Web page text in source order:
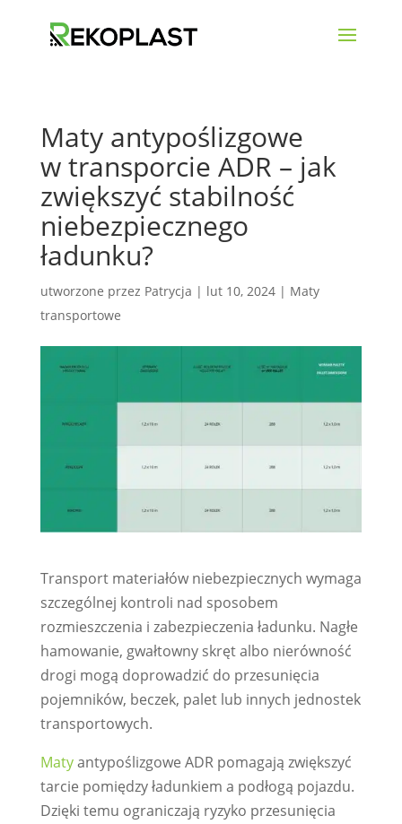
Maty antypoślizgowe
w transporcie ADR – jak
zwiększyć stabilność
niebezpiecznego
ładunku?
utworzone przez Patrycja | lut 10, 2024| Maty
transportowe
Transport materiałów niebezpiecznych wymaga
szczególnej kontroli nad sposobem
rozmieszczenia i zabezpieczenia ładunku. Nagłe
hamowanie, gwałtowny skręt albo nierówność
drogi mogą doprowadzić do przesunięcia
pojemników, beczek, palet lub innych jednostek
transportowych.
Matyantypoślizgowe ADR pomagają zwiększyć
tarcie pomiędzy ładunkiem a podłogą pojazdu.
Dzięki temu ograniczają ryzyko przesunięcia